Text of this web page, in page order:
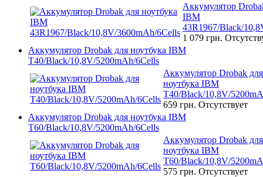
Аккумулятор
IBM
43R1967/Black/
1 079 грн.
Аккумулятор Drobak для ноутбука IBM
T40/Black/10,8V/5200mAh/6Cells
Аккумулятор Drobak для
ноутбука IBM
T40/Black/10,8V/
659 грн. Отсутствует
Аккумулятор Drobak для ноутбука IBM
T60/Black/10,8V/5200mAh/6Cells
Аккумулятор Drobak для
ноутбука IBM
T60/Black/10,8V/
575 грн. Отсутствует